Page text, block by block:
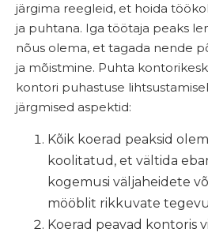
järgima reegleid, et hoida
ja puhtana. Iga töötaja peaks
nõus olema, et tagada nende
ja mõistmine. Puhta
kontori puhastuse
järgmised aspektid:
Kõik koerad peaksid
koolitatud, et vältida
kogemusi väljaheidete
mööblit rikkuvate
Koerad peavad kontoris